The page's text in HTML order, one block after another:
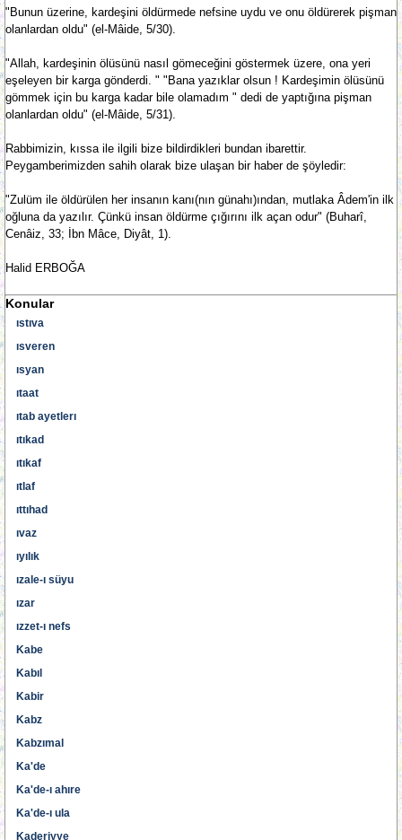
"Bunun üzerine, kardeşini öldürmede nefsine uydu ve onu öldürerek pişman
olanlardan oldu" (el-Mâide, 5/30).
"Allah, kardeşinin ölüsünü nasıl gömeceğini göstermek üzere, ona yeri
eşeleyen bir karga gönderdi. " "Bana yazıklar olsun ! Kardeşimin ölüsünü
gömmek için bu karga kadar bile olamadım " dedi de yaptığına pişman
olanlardan oldu" (el-Mâide, 5/31).
Rabbimizin, kıssa ile ilgili bize bildirdikleri bundan ibarettir.
Peygamberimizden sahih olarak bize ulaşan bir haber de şöyledir:
"Zulüm ile öldürülen her insanın kanı(nın günahı)ından, mutlaka Âdem'in ilk
oğluna da yazılır. Çünkü insan öldürme çığırını ilk açan odur" (Buharî,
Cenâiz, 33; İbn Mâce, Diyât, 1).
Halid ERBOĞA
Konular
ıstıva
ısveren
ısyan
ıtaat
ıtab ayetlerı
ıtıkad
ıtıkaf
ıtlaf
ıttıhad
ıvaz
ıyılık
ızale-ı süyu
ızar
ızzet-ı nefs
Kabe
Kabıl
Kabir
Kabz
Kabzımal
Ka'de
Ka'de-ı ahıre
Ka'de-ı ula
Kaderiyye